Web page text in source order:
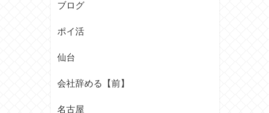
ブログ
ポイ活
仙台
会社辞める【前】
名古屋